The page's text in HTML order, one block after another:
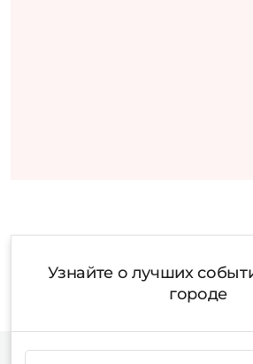
Узнайте о лучших
городе